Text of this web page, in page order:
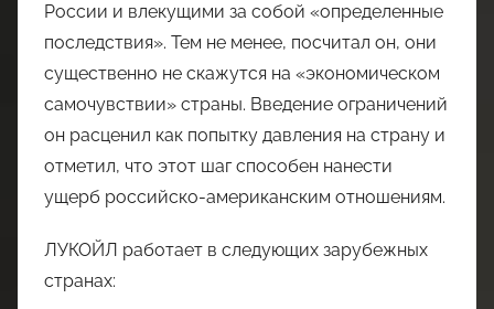
России и влекущими за собой «определенные
последствия». Тем не менее, посчитал он, они
существенно не скажутся на «экономическом
самочувствии» страны. Введение ограничений
он расценил как попытку давления на страну и
отметил, что этот шаг способен нанести
ущерб российско-американским отношениям.
ЛУКОЙЛ работает в следующих зарубежных
странах: